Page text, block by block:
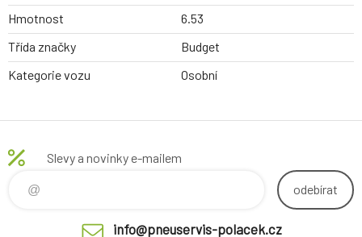
Hmotnost
6.53
Třída značky
Budget
Kategorie vozu
Osobní
Slevy a novinky e-mailem
odebírat
info@pneuservis-polacek.cz